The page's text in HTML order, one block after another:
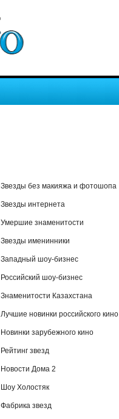
Звезды без макияжа и фотошопа
Звезды интернета
Умершие знаменитости
Звезды именинники
Западный шоу-бизнес
Российский шоу-бизнес
Знаменитости Казахстана
Лучшие новинки российского кино
Новинки зарубежного кино
Рейтинг звезд
Новости Дома 2
Шоу Холостяк
Фабрика звезд